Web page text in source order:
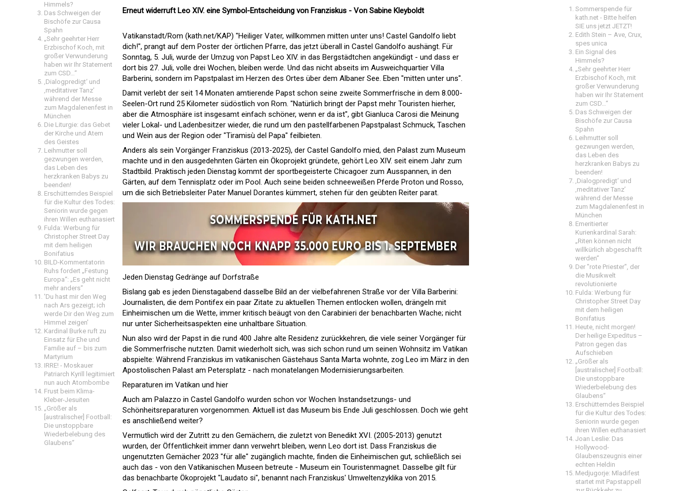
Himmels?
Das Schweigen der
Bischöfe zur Causa
Spahn
„Sehr geehrter Herr
Erzbischof Koch, mit
großer Verwunderung
haben wir Ihr Statement
zum CSD…“
‚Dialogpredigt‘ und
‚meditativer Tanz’
während der Messe
zum Magdalenenfest in
München
Die Liturgie: das Gebet
der Kirche und Atem
des Geistes
Leihmutter soll
gezwungen werden,
das Leben des
herzkranken Babys zu
beenden!
Erschütterndes Beispiel
für die Kultur des Todes:
Seniorin wurde gegen
ihren Willen euthanasiert
Fulda: Werbung für
Christopher Street Day
mit dem heiligen
Bonifatius
BILD-Kommentatorin
Ruhs fordert „Festung
Europa“: „Es geht nicht
mehr anders“
'Du hast mir den Weg
nach Ars gezeigt; ich
werde Dir den Weg zum
Himmel zeigen'
Kardinal Burke ruft zu
Einsatz für Ehe und
Familie auf – bis zum
Martyrium
IRRE! - Moskauer
Patriarch Kyrill legitimiert
nun auch Atombombe
Frust beim Klima-
Kleber-Jesuiten
„Größer als
[australischer] Football:
Die unstoppbare
Wiederbelebung des
Glaubens“
Erneut widerruft Leo XIV. eine Symbol-Entscheidung von Franziskus - Von Sabine Kleyboldt
Vatikanstadt/Rom (kath.net/KAP) "Heiliger Vater, willkommen mitten unter uns! Castel Gandolfo liebt
dich!", prangt auf dem Poster der örtlichen Pfarre, das jetzt überall in Castel Gandolfo aushängt. Für
Sonntag, 5. Juli, wurde der Umzug von Papst Leo XIV. in das Bergstädtchen angekündigt - und dass er
dort bis 27. Juli, volle drei Wochen, bleiben werde. Und das nicht abseits im Ausweichquartier Villa
Barberini, sondern im Papstpalast im Herzen des Ortes über dem Albaner See. Eben "mitten unter uns".
Damit verlebt der seit 14 Monaten amtierende Papst schon seine zweite Sommerfrische in dem 8.000-
Seelen-Ort rund 25 Kilometer südöstlich von Rom. "Natürlich bringt der Papst mehr Touristen hierher,
aber die Atmosphäre ist insgesamt einfach schöner, wenn er da ist", gibt Gianluca Carosi die Meinung
vieler Lokal- und Ladenbesitzer wieder, die rund um den pastellfarbenen Papstpalast Schmuck, Taschen
und Wein aus der Region oder "Tiramisù del Papa" feilbieten.
Anders als sein Vorgänger Franziskus (2013-2025), der Castel Gandolfo mied, den Palast zum Museum
machte und in den ausgedehnten Gärten ein Ökoprojekt gründete, gehört Leo XIV. seit einem Jahr zum
Stadtbild. Praktisch jeden Dienstag kommt der sportbegeisterte Chicagoer zum Ausspannen, in den
Gärten, auf dem Tennisplatz oder im Pool. Auch seine beiden schneeweißen Pferde Proton und Rosso,
um die sich Betriebsleiter Pater Manuel Dorantes kümmert, stehen für den geübten Reiter parat.
Jeden Dienstag Gedränge auf Dorfstraße
Bislang gab es jeden Dienstagabend dasselbe Bild an der vielbefahrenen Straße vor der Villa Barberini:
Journalisten, die dem Pontifex ein paar Zitate zu aktuellen Themen entlocken wollen, drängeln mit
Einheimischen um die Wette, immer kritisch beäugt von den Carabinieri der benachbarten Wache; nicht
nur unter Sicherheitsaspekten eine unhaltbare Situation.
Nun also wird der Papst in die rund 400 Jahre alte Residenz zurückkehren, die viele seiner Vorgänger für
die Sommerfrische nutzten. Damit wiederholt sich, was sich schon rund um seinen Wohnsitz im Vatikan
abspielte: Während Franziskus im vatikanischen Gästehaus Santa Marta wohnte, zog Leo im März in den
Apostolischen Palast am Petersplatz - nach monatelangen Modernisierungsarbeiten.
Reparaturen im Vatikan und hier
Auch am Palazzo in Castel Gandolfo wurden schon vor Wochen Instandsetzungs- und
Schönheitsreparaturen vorgenommen. Aktuell ist das Museum bis Ende Juli geschlossen. Doch wie geht
es anschließend weiter?
Vermutlich wird der Zutritt zu den Gemächern, die zuletzt von Benedikt XVI. (2005-2013) genutzt
wurden, der Öffentlichkeit immer dann verwehrt bleiben, wenn Leo dort ist. Dass Franziskus die
ungenutzten Gemächer 2023 "für alle" zugänglich machte, finden die Einheimischen gut, schließlich sei
auch das - von den Vatikanischen Museen betreute - Museum ein Touristenmagnet. Dasselbe gilt für
das benachbarte Ökoprojekt "Laudato si", benannt nach Franziskus' Umweltenzyklika von 2015.
Sommerspende für
kath.net - Bitte helfen
SIE uns jetzt JETZT!
Edith Stein – Ave, Crux,
spes unica
Ein Signal des
Himmels?
„Sehr geehrter Herr
Erzbischof Koch, mit
großer Verwunderung
haben wir Ihr Statement
zum CSD…“
Das Schweigen der
Bischöfe zur Causa
Spahn
Leihmutter soll
gezwungen werden,
das Leben des
herzkranken Babys zu
beenden!
‚Dialogpredigt‘ und
‚meditativer Tanz’
während der Messe
zum Magdalenenfest in
München
Emeritierter
Kurienkardinal Sarah:
„Riten können nicht
willkürlich abgeschafft
werden“
Der "rote Priester", der
die Musikwelt
revolutionierte
Fulda: Werbung für
Christopher Street Day
mit dem heiligen
Bonifatius
Heute, nicht morgen!
Der heilige Expeditus –
Patron gegen das
Aufschieben
„Größer als
[australischer] Football:
Die unstoppbare
Wiederbelebung des
Glaubens“
Erschütterndes Beispiel
für die Kultur des Todes:
Seniorin wurde gegen
ihren Willen euthanasiert
Joan Leslie: Das
Hollywood-
Glaubenszeugnis einer
echten Heldin
Medjugorje: Mladifest
startet mit Papstappell